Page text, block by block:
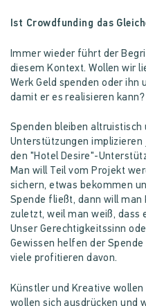
Ist Crowdfunding das
Immer wieder führt der
diesem Kontext. Wollen wir
Werk Geld spenden oder
damit er es realisieren kann?
Spenden bleiben altruistisch
Unterstützungen implizieren
den "Hotel Desire"-
Man will Teil vom Projekt
sichern, etwas bekommen
Spende fließt, dann will
zuletzt, weil man weiß, dass
Unser Gerechtigkeitssinn
Gewissen helfen der
viele profitieren davon.
Künstler und Kreative
wollen sich ausdrücken und